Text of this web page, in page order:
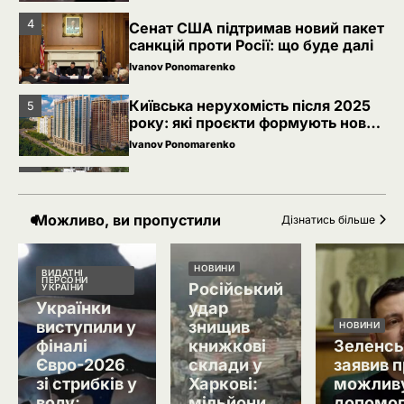
4
Сенат США підтримав новий пакет
санкцій проти Росії: що буде далі
Ivanov Ponomarenko
5
Київська нерухомість після 2025
року: які проєкти формують новий
вигляд столиці
Ivanov Ponomarenko
війни: як змінилася культура
допомоги
Ivanov Ponomarenko
2
Україна уточнила правила безпеки
для цивільного судноплавства в
Чорному морі
Ivanov Ponomarenko
3
Невідомі безпілотники помітили
над військовою базою Німеччини,
де ремонтують Patriot
Ivanov Ponomarenko
Сенат США підтримав новий пакет
Можливо, ви пропустили Дізнатись більше
ВИДАТНІ
ПЕРСОНИ
УКРАЇНИ
Українки
виступили у
фіналі
Євро-2026
зі стрибків у
НОВИНИ
Російський
удар
знищив
книжкові
склади у
Харкові:
НОВИНИ
заявив